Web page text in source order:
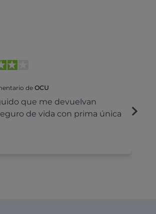
deOCU
que me devuelvan
de vida con prima única